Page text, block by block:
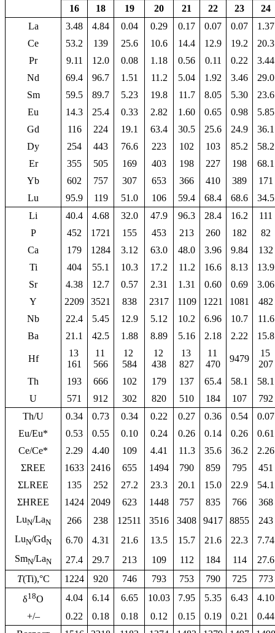
16
18 19 20 21 22 23
24
La
3.48 4.84 0.04 0.29 0.17 0.07 0.07
1.37
Ce
53.2 139 25.6 10.6 14.4 12.9 19.2
20.3
Pr
9.11 12.0 0.08 1.18 0.56 0.11 0.22
3.44
Nd
69.4 96.7 1.51 11.2 5.04 1.92 3.46
29.0
Sm
59.5 89.7 5.23 19.8 11.7 8.05 5.30
23.6
Eu
14.3 25.4 0.33 2.82 1.60 0.65 0.98
5.85
Gd
116 224 19.1 63.4 30.5 25.6 24.9
36.1
Dy
254 443 76.6 223 102 103 85.2
58.2
Er
355 505 169 403 198 227 198
68.1
Yb
602 757 307 653 366 410 389
171
Lu
95.9 119 51.0 106 59.4 68.4 68.6
34.5
Li
40.4 4.68 32.0 47.9 96.3 28.4 16.2
111
P
452 1721 155 453 213 260 182
82
Ca
179 1284 3.12 63.0 48.0 3.96 9.84
132
Ti
404 55.1 10.3 17.2 11.2 16.6 8.13
13.9
Sr
4.38 12.7 0.57 2.31 1.31 0.60 0.69
3.06
Y
2209 3521 838 2317 1109 1221 1081
482
Nb
22.4 5.45 12.9 5.12 10.2 6.96 10.7
11.6
Ba
21.1 42.5 1.88 8.89 5.16 2.18 2.22 15.8
Hf
13
161
11
566
12
584
12
438
13
827
11
470
9479
15
207
Th
193 666 102 179 137 65.4 58.1
58.1
U
571 912 302 820 510 184 107
792
Th/U
0.34 0.73 0.34 0.22 0.27 0.36 0.54
0.07
Eu/Eu*
0.53 0.55 0.10 0.24 0.26 0.14 0.26
0.61
Ce/Ce*
2.29 4.40 109 4.41 11.3 35.6 36.2
2.26
ΣREE
1633 2416 655 1494 790 859 795
451
ΣLREE
135 252 27.2 23.3 20.1 15.0 22.9
54.1
ΣHREE
1424 2049 623 1448 757 835 766
368
LuN/LaN 266 238 12511 3516 3408 9417 8855
243
LuN/GdN 6.70 4.31 21.6 13.5 15.7 21.6 22.3
7.74
SmN/LaN 27.4 29.7 213 109 112 184 114
27.6
T(Ti),°C 1224 920 746 793 753 790 725
773
δ18O 4.04 6.14 6.65 10.03 7.95 5.35 6.43
4.10
+/–
0.22 0.18 0.18 0.12 0.15 0.19 0.21
0.44